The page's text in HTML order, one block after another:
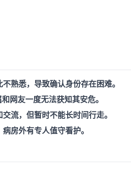
熟悉，导致确认身份存在困难。
网友一度无法获知其安危。
流，但暂时不能长时间行走。
房外有专人值守看护。